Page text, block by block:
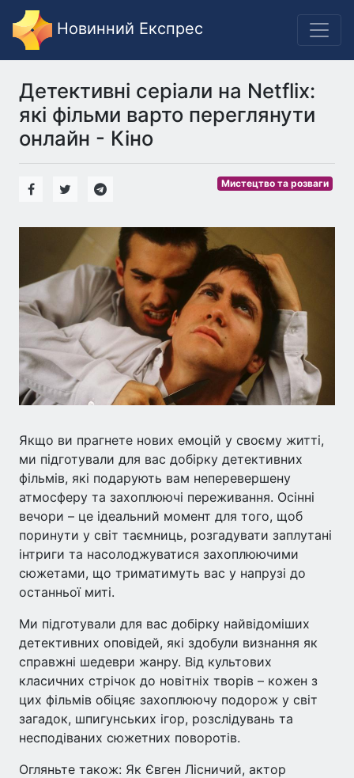
Новинний Експрес
Детективні серіали на Netflix:
які фільми варто переглянути
онлайн - Кіно
Мистецтво та розваги
Якщо ви прагнете нових емоцій у своєму житті,
ми підготували для вас добірку детективних
фільмів, які подарують вам неперевершену
атмосферу та захоплюючі переживання. Осінні
вечори – це ідеальний момент для того, щоб
поринути у світ таємниць, розгадувати заплутані
інтриги та насолоджуватися захоплюючими
сюжетами, що триматимуть вас у напрузі до
останньої миті.
Ми підготували для вас добірку найвідоміших
детективних оповідей, які здобули визнання як
справжні шедеври жанру. Від культових
класичних стрічок до новітніх творів – кожен з
цих фільмів обіцяє захоплюючу подорож у світ
загадок, шпигунських ігор, розслідувань та
несподіваних сюжетних поворотів.
Огляньте також: Як Євген Лісничий, актор